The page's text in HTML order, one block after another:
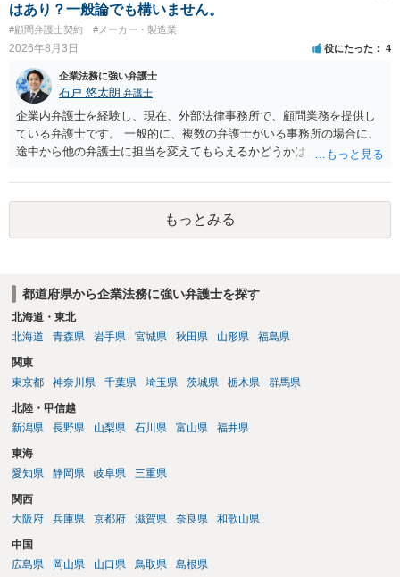
はあり？一般論でも構いません。
#顧問弁護士契約 #メーカー・製造業
2026年8月3日 役にたった 4
企業法務に強い弁護士
石戸 悠太朗 弁護士
企業内弁護士を経験し、現在、外部法律事務所で、顧問業務を提供し
ている弁護士です。 一般的に、複数の弁護士がいる事務所の場合に、
途中から他の弁護士に担当を変えてもらえるかどうかは、当該事務所
が不満を抱いている弁護士を担当にすることは望ましくないため、別
の弁護士に変更するのが通常でしょう。それでも、担当弁護士を変え
てくれない場合は、他の弁護士の担当案件が一般で担当を変えられな
いなどの事情があるかと思います。 担当弁護士が変わらず、仕事内容
もっとみる
都道府県から企業法務に強い弁護士を探す
北海道・東北
北海道
青森県 岩手県 宮城県 秋田県 山形県 福島県
関東
東京都
神奈川県 千葉県 埼玉県 茨城県 栃木県 群馬県
北陸・甲信越
新潟県
長野県 山梨県 石川県 富山県 福井県
東海
愛知県
静岡県 岐阜県 三重県
関西
大阪府
兵庫県 京都府 滋賀県 奈良県 和歌山県
中国
広島県
岡山県 山口県 鳥取県 島根県